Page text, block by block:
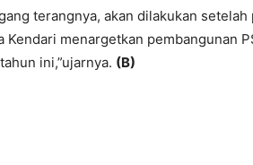
terangnya, akan dilakukan setelah
menargetkan pembangunan
ini,”ujarnya. (B)